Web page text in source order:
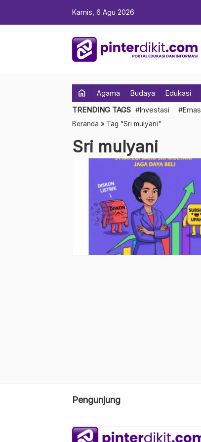
Kamis, 6 Agu 2026
home Agama Budaya Edukasi
TRENDING TAGS #Investasi #Emas
Beranda » Tag "Sri mulyani"
Sri mulyani
Pengunjung